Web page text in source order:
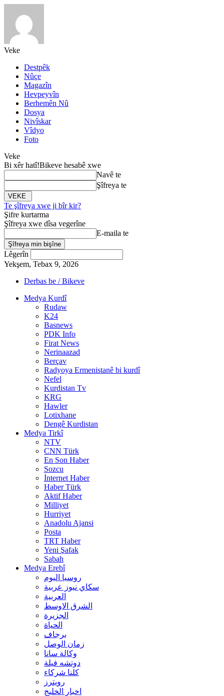
Veke
Destpêk
Nûçe
Magazîn
Hevpeyvîn
Berhemên Nû
Dosya
Nivîskar
Vîdyo
Foto
Veke
Bi xêr hatî!Bikeve hesabê xwe
Navê te
Şîfreya te
Te şîfreya xwe ji bîr kir?
Şifre kurtarma
Şîfreya xwe dîsa vegerîne
E-maila te
Lêgerîn
Yekşem, Tebax 9, 2026
Derbas be / Bikeve
Medya Kurdî
Rudaw
K24
Basnews
PDK Info
Firat News
Nerinaazad
Berçav
Radyoya Ermenistanê bi kurdî
Nefel
Kurdistan Tv
KRG
Hawler
Lotixhane
Dengê Kurdistan
Medya Tirkî
NTV
CNN Türk
En Son Haber
Sozcu
İnternet Haber
Haber Türk
Aktif Haber
Milliyet
Hurriyet
Anadolu Ajansi
Posta
TRT Haber
Yeni Şafak
Sabah
Medya Erebî
روسیا الیوم
سكاي نيوز عربية
العربية
الشرق الاوسط
الجزيرة
الحیاة
برجاف
زمان الوصل
وکالة سانا
دوتشه فیلة
کلنا شرکاء
رويترز
اخبار الخلیج